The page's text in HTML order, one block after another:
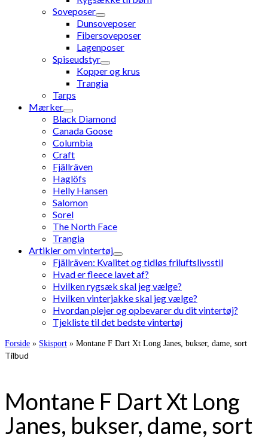
Soveposer
Dunsoveposer
Fibersoveposer
Lagenposer
Spiseudstyr
Kopper og krus
Trangia
Tarps
Mærker
Black Diamond
Canada Goose
Columbia
Craft
Fjällräven
Haglöfs
Helly Hansen
Salomon
Sorel
The North Face
Trangia
Artikler om vintertøj
Fjällräven: Kvalitet og tidløs friluftslivsstil
Hvad er fleece lavet af?
Hvilken rygsæk skal jeg vælge?
Hvilken vinterjakke skal jeg vælge?
Hvordan plejer og opbevarer du dit vintertøj?
Tjekliste til det bedste vintertøj
Forside » Skisport » Montane F Dart Xt Long Janes, bukser, dame, sort
Tilbud
Montane F Dart Xt Long
Janes, bukser, dame, sort